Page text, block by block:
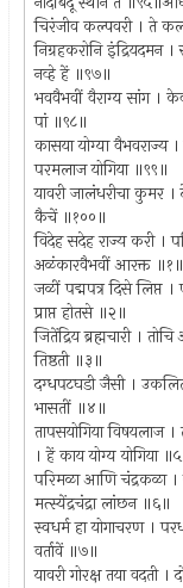
चिरंजीव कल्पवरी । ते
निग्रहकरोनि इंद्रियदमन
नव्हे हें ॥९७॥
भववैभवीं वैराग्य सांग ।
पां ॥९८॥
कासया योग्या वैभवराज्य
परमलाज योगिया ॥९९॥
यावरी जालंधरीचा कुमर ।
कैचें ॥१००॥
विदेह सदेह राज्य करी ।
अळंकारवैभवीं आरक्त ॥१॥
जळीं पद्मपत्र दिसे लिप्त
प्राप्त होतसे ॥२॥
जितेंद्रिय ब्रह्मचारी ।
तिष्ठती ॥३॥
दग्धपटघडी जैसी ।
भासतीं ॥४॥
तापसयोगिया विषयलाज ।
। हें काय योग्य योगिया
परिमळा आणि चंद्रकळा
मत्स्येंद्रचंद्रा लांछन ॥६॥
स्वधर्म हा योगाचरण ।
वर्तावें ॥७॥
यावरी गोरक्ष तया वदती ।